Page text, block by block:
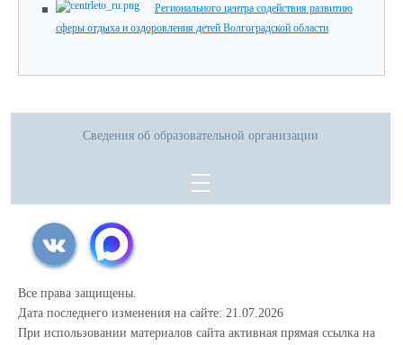
Регионального центра содействия развитию
сферы отдыха и оздоровления детей Волгоградской области
Сведения об образовательной организации
Все права защищены.
Дата последнего изменения на сайте: 21.07.2026
При использовании материалов сайта активная прямая ссылка на